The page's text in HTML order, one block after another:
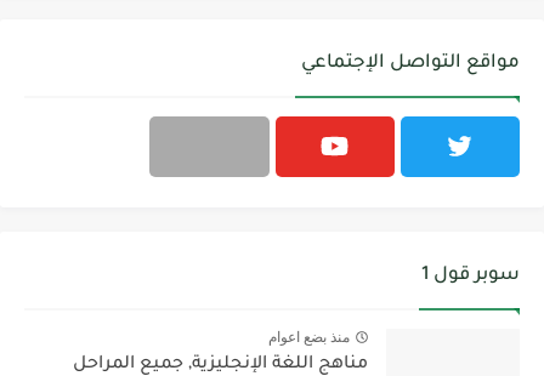
مواقع التواصل الإجتماعي
سوبر قول 1
منذ بضع اعوام
مناهج اللغة الإنجليزية, جميع المراحل